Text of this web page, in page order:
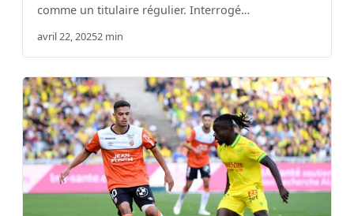
comme un titulaire régulier. Interrogé…
avril 22, 20252 min